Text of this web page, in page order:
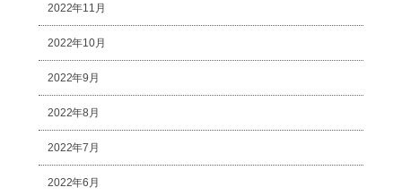
2022年11月
2022年10月
2022年9月
2022年8月
2022年7月
2022年6月